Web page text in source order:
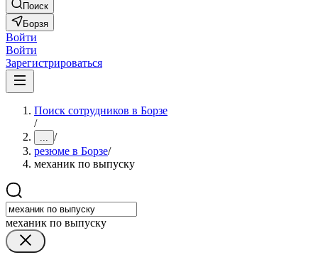
Поиск
Борзя
Войти
Войти
Зарегистрироваться
Поиск сотрудников в Борзе
/
... /
резюме в Борзе/
механик по выпуску
механик по выпуску